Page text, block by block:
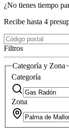
¿No tienes tiempo
Recibe hasta 4
Filtros
Categoría y Zona
Categoría
Zona